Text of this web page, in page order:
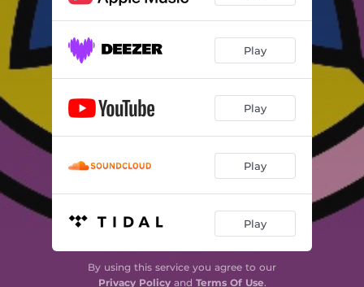
Play
Play
Play
Play
By using this service you agree to our
Privacy Policyand Terms Of Use.